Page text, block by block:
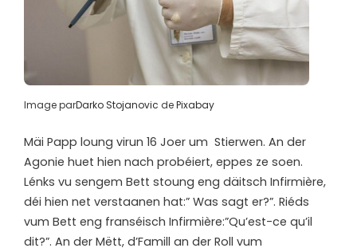
Image parDarko Stojanovic dePixabay
Mäi Papp loung virun 16 Joer um Stierwen. An der
Agonie huet hien nach probéiert, eppes ze soen.
Lénks vu sengem Bett stoung eng däitsch Infirmière,
déi hien net verstaanen hat:” Was sagt er?”. Riéds
vum Bett eng franséisch Infirmière:”Qu’est-ce qu’il
dit?”. An der Mëtt, d’Famill an der Roll vum